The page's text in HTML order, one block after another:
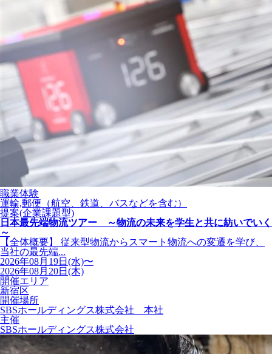
職業体験
運輸,郵便（航空、鉄道、バスなどを含む）
提案(企業課題型)
日本最先端物流ツアー ～物流の未来を学生と共に紡いでいく
～
【全体概要】 従来型物流からスマート物流への変遷を学び、
当社の最先端...
2026年08月19日(水)〜
2026年08月20日(木)
開催エリア
新宿区
開催場所
SBSホールディングス株式会社 本社
主催
SBSホールディングス株式会社